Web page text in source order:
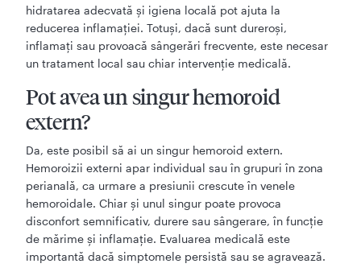
hidratarea adecvată și igiena locală pot ajuta la
reducerea inflamației. Totuși, dacă sunt dureroși,
inflamați sau provoacă sângerări frecvente, este necesar
un tratament local sau chiar intervenție medicală.
Pot avea un singur hemoroid
extern?
Da, este posibil să ai un singur hemoroid extern.
Hemoroizii externi apar individual sau în grupuri în zona
perianală, ca urmare a presiunii crescute în venele
hemoroidale. Chiar și unul singur poate provoca
disconfort semnificativ, durere sau sângerare, în funcție
de mărime și inflamație. Evaluarea medicală este
importantă dacă simptomele persistă sau se agravează.